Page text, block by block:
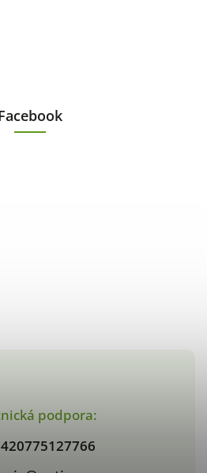
podpora: